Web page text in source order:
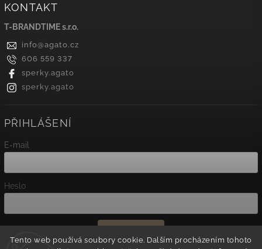
Tento web používá soubory cookie. Dalším procházením tohoto
KONTAKT
T-BRANDTIME s.r.o.
info@agato.cz
606 559 337
sperky.agato
sperky.agato
PŘIHLÁŠENÍ
E-mail
Heslo